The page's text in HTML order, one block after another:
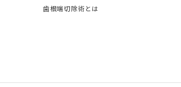
歯根端切除術とは